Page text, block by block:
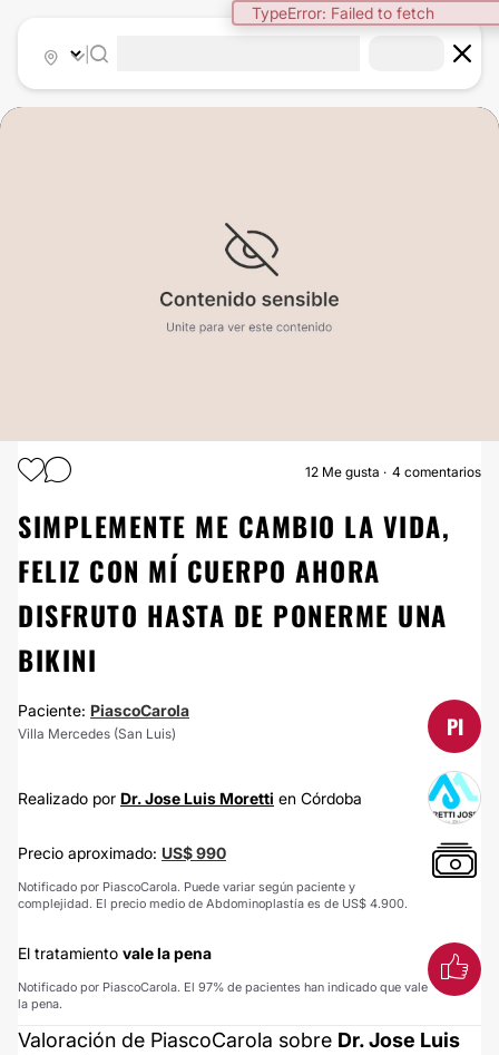
TypeError: Failed to fetch
ABDOMINOPLASTÍA
12 Me gusta 4 comentarios
SIMPLEMENTE ME CAMBIO LA VIDA,
FELIZ CON MÍ CUERPO AHORA
DISFRUTO HASTA DE PONERME UNA
BIKINI
Paciente: PiascoCarola
Villa Mercedes (San Luis) PI
Realizado por Dr. Jose Luis Moretti en Córdoba
Precio aproximado: US$ 990
Notificado por PiascoCarola. Puede variar según paciente y
complejidad. El precio medio de Abdominoplastía es de US$ 4.900.
El tratamiento vale la pena
Notificado por PiascoCarola. El 97% de pacientes han indicado que vale
la pena.
Valoración de PiascoCarola sobre Dr. Jose Luis